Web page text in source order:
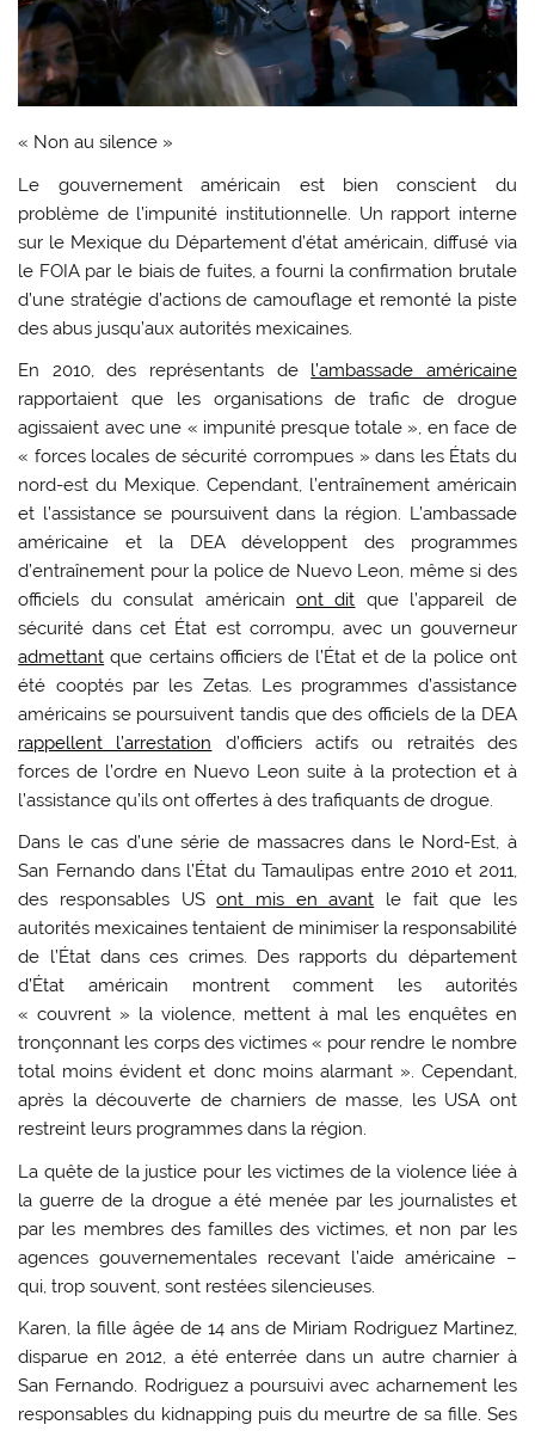
« Non au silence »
Le gouvernement américain est bien conscient du
problème de l’impunité institutionnelle. Un rapport interne
sur le Mexique du Département d’état américain, diffusé via
le FOIA par le biais de fuites, a fourni la confirmation brutale
d’une stratégie d’actions de camouflage et remonté la piste
des abus jusqu’aux autorités mexicaines.
En 2010, des représentants de l’ambassade américaine
rapportaient que les organisations de trafic de drogue
agissaient avec une « impunité presque totale », en face de
« forces locales de sécurité corrompues » dans les États du
nord-est du Mexique. Cependant, l’entraînement américain
et l’assistance se poursuivent dans la région. L’ambassade
américaine et la DEA développent des programmes
d’entraînement pour la police de Nuevo Leon, même si des
officiels du consulat américain ont dit que l’appareil de
sécurité dans cet État est corrompu, avec un gouverneur
admettant que certains officiers de l’État et de la police ont
été cooptés par les Zetas. Les programmes d’assistance
américains se poursuivent tandis que des officiels de la DEA
rappellent l’arrestation d’officiers actifs ou retraités des
forces de l’ordre en Nuevo Leon suite à la protection et à
l’assistance qu’ils ont offertes à des trafiquants de drogue.
Dans le cas d’une série de massacres dans le Nord-Est, à
San Fernando dans l’État du Tamaulipas entre 2010 et 2011,
des responsables USont mis en avant le fait que les
autorités mexicaines tentaient de minimiser la responsabilité
de l’État dans ces crimes. Des rapports du département
d’État américain montrent comment les autorités
« couvrent » la violence, mettent à mal les enquêtes en
tronçonnant les corps des victimes « pour rendre le nombre
total moins évident et donc moins alarmant ». Cependant,
après la découverte de charniers de masse, les USA ont
restreint leurs programmes dans la région.
La quête de la justice pour les victimes de la violence liée à
la guerre de la drogue a été menée par les journalistes et
par les membres des familles des victimes, et non par les
agences gouvernementales recevant l’aide américaine –
qui, trop souvent, sont restées silencieuses.
Karen, la fille âgée de 14 ans de Miriam Rodriguez Martinez,
disparue en 2012, a été enterrée dans un autre charnier à
San Fernando. Rodriguez a poursuivi avec acharnement les
responsables du kidnapping puis du meurtre de sa fille. Ses